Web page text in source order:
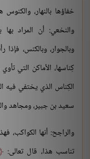
خفاؤها بالنهار،
والنخعي: أن المراد
وبالجوار، وبالكنس،
كِناسها، الأماكن التي
الكِناس الذي يختفي فيه
سعيد بن جبير، ومجاهد
والراجح: أنها الكواكب،
تناسب هذا، قال تعالى: